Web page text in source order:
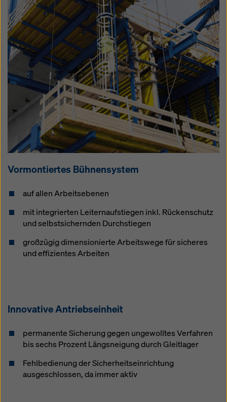
Vormontiertes Bühnensystem
auf allen Arbeitsebenen
mit integrierten Leiternaufstiegen inkl. Rückenschutz
und selbstsichernden Durchstiegen
großzügig dimensionierte Arbeitswege für sicheres
und effizientes Arbeiten
Innovative Antriebseinheit
permanente Sicherung gegen ungewolltes Verfahren
bis sechs Prozent Längsneigung durch Gleitlager
Fehlbedienung der Sicherheitseinrichtung
ausgeschlossen, da immer aktiv